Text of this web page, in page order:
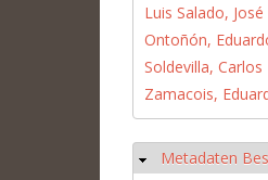
Luis Salado, José
Ontoñón,
Soldevilla, Carlos
Zamacois,
Hide
Metadaten